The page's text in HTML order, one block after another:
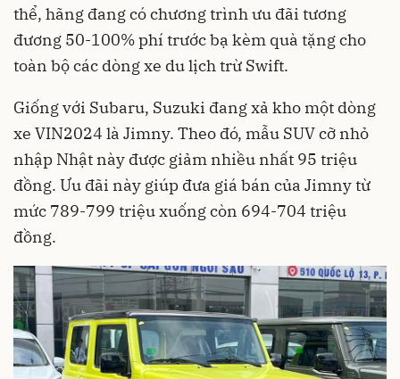
thể, hãng đang có chương trình ưu đãi tương
đương 50-100% phí trước bạ kèm quà tặng cho
toàn bộ các dòng xe du lịch trừ Swift.
Giống với Subaru, Suzuki đang xả kho một dòng
xe VIN2024 là Jimny. Theo đó, mẫu SUV cỡ nhỏ
nhập Nhật này được giảm nhiều nhất 95 triệu
đồng. Ưu đãi này giúp đưa giá bán của Jimny từ
mức 789-799 triệu xuống còn 694-704 triệu
đồng.